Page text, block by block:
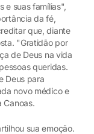
e suas famílias",
da fé,
que, diante
"Gratidão por
de Deus na vida
queridas.
Deus para
novo médico e
Canoas.
sua emoção.